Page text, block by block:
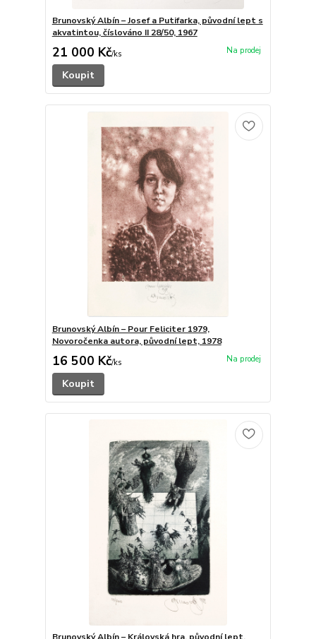
Brunovský Albín – Josef a Putifarka, původní lept s
akvatintou, číslováno II 28/50, 1967
21 000 Kč/ks
Koupit
Brunovský Albín – Pour Feliciter 1979,
Novoročenka autora, původní lept, 1978
16 500 Kč/ks
Koupit